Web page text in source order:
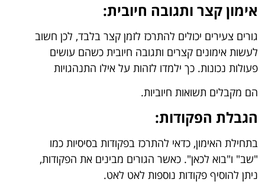
אימון קצר ותגובה חיובית:
גורים צעירים יכולים להתרכז לזמן קצר בלבד, לכן חשוב
לעשות אימונים קצרים ותגובה חיובית כשהם עושים
פעולות נכונות. כך ילמדו לזהות על אילו התנהגויות
הם מקבלים תשואות חיוביות.
הגבלת הפקודות:
בתחילת האימון, כדאי להתרכז בפקודות בסיסיות כמו
"שב" ו"בוא לכאן". כאשר הגורים מבינים את הפקודות,
ניתן להוסיף פקודות נוספות לאט לאט.